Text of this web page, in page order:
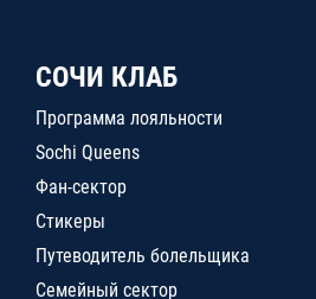
СОЧИ КЛАБ
Программа лояльности
Sochi Queens
Фан-сектор
Стикеры
Путеводитель болельщика
Семейный сектор